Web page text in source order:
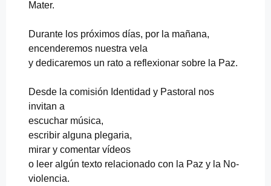
Mater.
Durante los próximos días, por la mañana,
encenderemos nuestra vela
y dedicaremos un rato a reflexionar sobre la Paz.
Desde la comisión Identidad y Pastoral nos
invitan a
escuchar música,
escribir alguna plegaria,
mirar y comentar vídeos
o leer algún texto relacionado con la Paz y la No-
violencia.